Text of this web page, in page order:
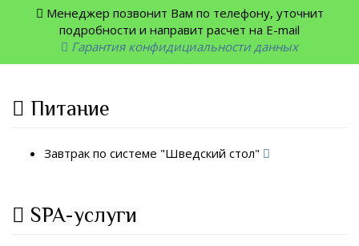
Менеджер позвонит Вам по телефону, уточнит
подробности и направит расчет на E-mail
Гарантия конфидициальности данных
Питание
Завтрак по системе "Шведский стол"
SPA-услуги